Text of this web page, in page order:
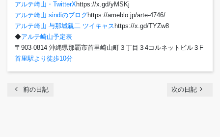
アルテ崎山・TwitterXhttps://x.gd/yMSKj
アルテ崎山 sindiのブログhttps://ameblo.jp/arte-4746/
アルテ崎山 与那城親二 ツイキャス https://x.gd/TYZw8
◆アルテ崎山予定表
〒903-0814 沖縄県那覇市首里崎山町３丁目３4コルネットビル３F
首里駅より徒歩10分
chevron_left 前の日記 次の日記 navigate_next